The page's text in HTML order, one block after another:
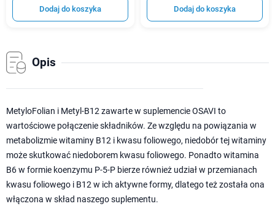
Dodaj do koszyka Dodaj do koszyka
Opis
MetyloFolian i Metyl-B12 zawarte w suplemencie OSAVI to
wartościowe połączenie składników. Ze względu na powiązania w
metabolizmie witaminy B12 i kwasu foliowego, niedobór tej witaminy
może skutkować niedoborem kwasu foliowego. Ponadto witamina
B6 w formie koenzymu P-5-P bierze również udział w przemianach
kwasu foliowego i B12 w ich aktywne formy, dlatego też została ona
włączona w skład naszego suplementu.